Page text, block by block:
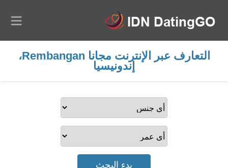
التعارف عبر الإنترنت مجانا Rembangan،
إندونيسيا